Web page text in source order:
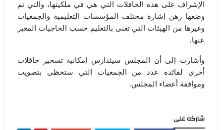
الإشراف على هذه الحافلات التي هي في ملكيتها، والتي تم
وضعها رهن إشارة مختلف المؤسسات التعليمية والجمعيات
وغيرها من الهيئات التي تعنى بالتعليم حسب الحاجيات المعبر
عنها.
وأشارت إلى أن المجلس سيتدارس إمكانية تسخير حافلات
أخرى لفائدة عدد من الجمعيات التي ستحظى بتصويت
وموافقة أعضاء المجلس.
شاركه على